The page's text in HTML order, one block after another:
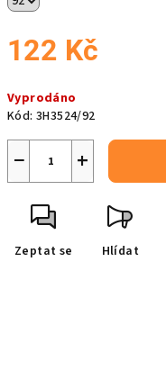
122 Kč
cena:
Vyprodáno
Kód: 3H3524/92
+
−
Zeptat se Hlídat